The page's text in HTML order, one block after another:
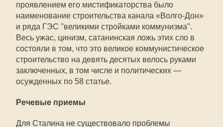
проявлением его мистификаторства было
наименование строительства канала «Волго-Дон»
и ряда ГЭС "великими стройками коммунизма".
Весь ужас, цинизм, сатанинская ложь этих сло в
состояли в том, что это великое коммунистическое
строительство на девять десятых велось руками
заключенных, в том числе и политических —
осужденных по 58 статье.
Речевые приемы
Для Сталина не существовало проблемы